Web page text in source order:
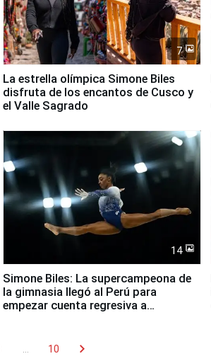
7
La estrella olímpica Simone Biles
disfruta de los encantos de Cusco y
el Valle Sagrado
14
Simone Biles: La supercampeona de
la gimnasia llegó al Perú para
empezar cuenta regresiva a
... 10 chevron_right